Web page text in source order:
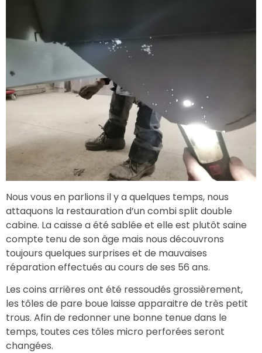
Nous vous en parlions il y a quelques temps, nous
attaquons la restauration d’un combi split double
cabine. La caisse a été sablée et elle est plutôt saine
compte tenu de son âge mais nous découvrons
toujours quelques surprises et de mauvaises
réparation effectués au cours de ses 56 ans.
Les coins arrières ont été ressoudés grossièrement,
les tôles de pare boue laisse apparaitre de très petit
trous. Afin de redonner une bonne tenue dans le
temps, toutes ces tôles micro perforées seront
changées.